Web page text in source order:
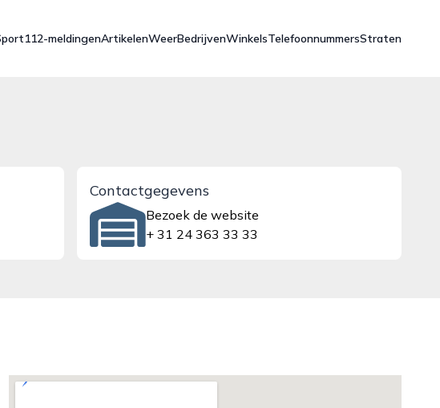
112-meldingenArtikelenWeerBedrijvenWinkelsTelefoonnummersStraten
Contactgegevens
Bezoek de website
+ 31 24 363 33 33